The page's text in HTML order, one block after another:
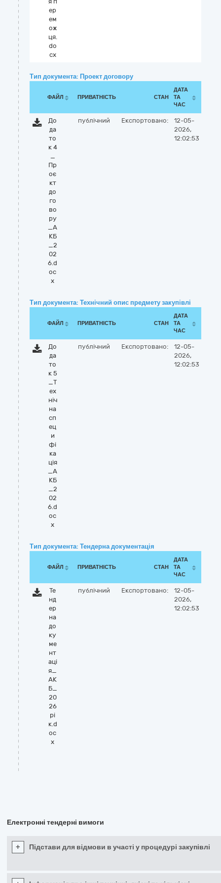
ер
ем
ож
ця.
do
cx
Тип документа: Проект договору
ФАЙЛ ПРИВАТНІСТЬ СТАН
ДАТА
ТА
ЧАС
До
да
то
к 4
_
Пр
оє
кт
до
го
во
ру
_А
КБ
_2
02
6.d
oc
x
публічний Експортовано:
12-05-
2026,
12:02:53
Тип документа: Технічний опис предмету закупівлі
ФАЙЛ ПРИВАТНІСТЬ СТАН
ДАТА
ТА
ЧАС
До
да
то
к 5
_Т
ех
ніч
на
сп
ец
и
фі
ка
ція
_А
КБ
_2
02
6.d
oc
x
публічний Експортовано:
12-05-
2026,
12:02:53
Тип документа: Тендерна документація
ФАЙЛ ПРИВАТНІСТЬ СТАН
ДАТА
ТА
ЧАС
Те
нд
ер
на
до
ку
ме
нт
ацi
я_
АК
Б_
20
26
рі
к.d
oc
x
публічний Експортовано:
12-05-
2026,
12:02:53
Електронні тендерні вимоги
+ Підстави для відмови в участі у процедурі закупівлі